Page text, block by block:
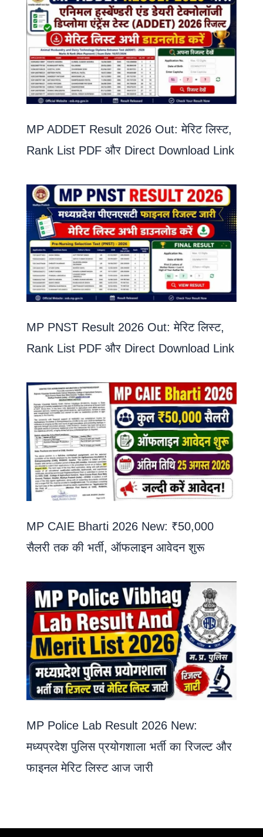
MP ADDET Result 2026 Out: मेरिट लिस्ट,
Rank List PDF और Direct Download Link
MP PNST Result 2026 Out: मेरिट लिस्ट,
Rank List PDF और Direct Download Link
MP CAIE Bharti 2026 New: ₹50,000
सैलरी तक की भर्ती, ऑफलाइन आवेदन शुरू
MP Police Lab Result 2026 New:
मध्यप्रदेश पुलिस प्रयोगशाला भर्ती का रिजल्ट और
फाइनल मेरिट लिस्ट आज जारी